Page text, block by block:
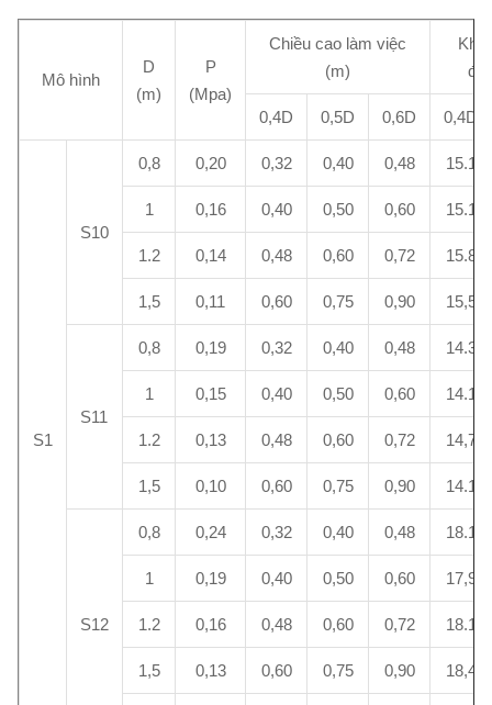
Mô hình
D
(m)
P
(Mpa)
Chiều cao làm việc
(m)
Khả
0,4D 0,5D 0,6D 0,4D
S1
S10
0,8 0,20 0,32 0,40 0,48 15.1
1 0,16 0,40 0,50 0,60 15.1
1.2 0,14 0,48 0,60 0,72 15.8
1,5 0,11 0,60 0,75 0,90 15,5
S11
0,8 0,19 0,32 0,40 0,48 14.3
1 0,15 0,40 0,50 0,60 14.1
1.2 0,13 0,48 0,60 0,72 14,7
1,5 0,10 0,60 0,75 0,90 14.1
S12
0,8 0,24 0,32 0,40 0,48 18.1
1 0,19 0,40 0,50 0,60 17,9
1.2 0,16 0,48 0,60 0,72 18.1
1,5 0,13 0,60 0,75 0,90 18,4